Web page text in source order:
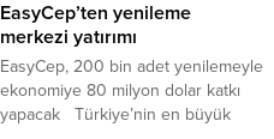
EasyCep’ten yenileme
merkezi yatırımı
EasyCep, 200 bin adet yenilemeyle
ekonomiye 80 milyon dolar katkı
yapacak Türkiye’nin en büyük